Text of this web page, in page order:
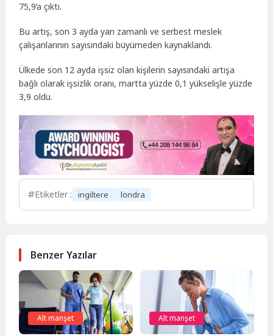
75,9’a çıktı.
Bu artış, son 3 ayda yarı zamanlı ve serbest meslek
çalışanlarının sayısındaki büyümeden kaynaklandı.
Ülkede son 12 ayda işsiz olan kişilerin sayısındaki artışa
bağlı olarak işsizlik oranı, martta yüzde 0,1 yükselişle yüzde
3,9 oldu.
Etiketler : ingiltere londra
Benzer Yazılar
Alt manşet Alt manşet